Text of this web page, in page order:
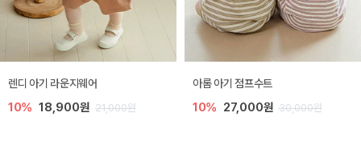
렌디 아기 라운지웨어
10% 18,900원 21,000원
아롬 아기 점프수트
10% 27,000원 30,000원